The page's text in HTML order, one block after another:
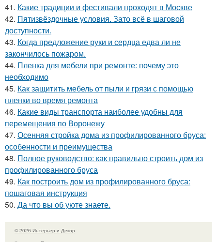
41. Какие традиции и фестивали проходят в Москве
42. Пятизвёздочные условия. Зато всё в шаговой
доступности.
43. Когда предложение руки и сердца едва ли не
закончилось пожаром.
44. Пленка для мебели при ремонте: почему это
необходимо
45. Как защитить мебель от пыли и грязи с помощью
пленки во время ремонта
46. Какие виды транспорта наиболее удобны для
перемещения по Воронежу
47. Осенняя стройка дома из профилированного бруса:
особенности и преимущества
48. Полное руководство: как правильно строить дом из
профилированного бруса
49. Как построить дом из профилированного бруса:
пошаговая инструкция
50. Да что вы об уюте знаете.
© 2026 Интерьер и Декор